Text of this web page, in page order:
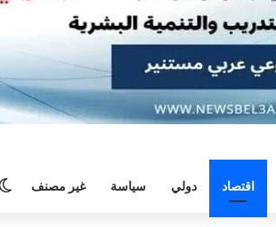
اقتصاد دولي سياسة غير مصنف